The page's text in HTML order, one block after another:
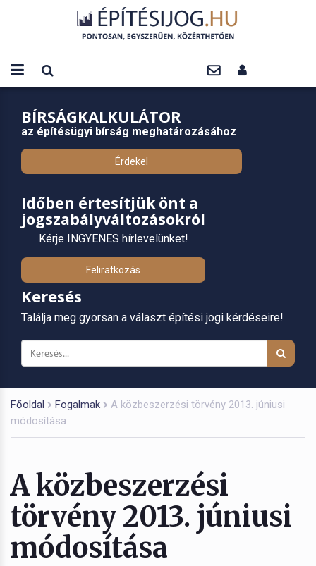
BÍRSÁGKALKULÁTOR
az építésügyi bírság meghatározásához
Érdekel
Időben értesítjük önt a
jogszabályváltozásokról
Kérje INGYENES hírlevelünket!
Feliratkozás
Keresés
Találja meg gyorsan a választ építési jogi kérdéseire!
Főoldal Fogalmak
A közbeszerzési törvény 2013. júniusi
módosítása
A közbeszerzési
törvény 2013. júniusi
módosítása